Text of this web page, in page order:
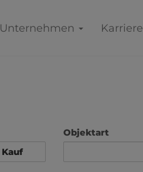
Unternehmen Karriere
Kauf
Objektart